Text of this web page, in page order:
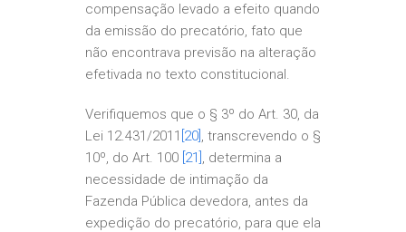
compensação levado a efeito quando
da emissão do precatório, fato que
não encontrava previsão na alteração
efetivada no texto constitucional.
Verifiquemos que o § 3º do Art. 30, da
Lei 12.431/2011 [20] , transcrevendo o §
10º, do Art. 100 [21] , determina a
necessidade de intimação da
Fazenda Pública devedora, antes da
expedição do precatório, para que ela